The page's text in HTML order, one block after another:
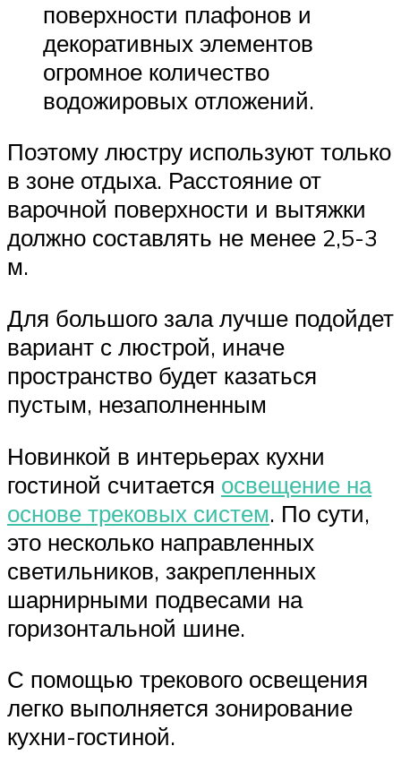
поверхности плафонов и
декоративных элементов
огромное количество
водожировых отложений.
Поэтому люстру используют только
в зоне отдыха. Расстояние от
варочной поверхности и вытяжки
должно составлять не менее 2,5-3
м.
Для большого зала лучше подойдет
вариант с люстрой, иначе
пространство будет казаться
пустым, незаполненным
Новинкой в интерьерах кухни
гостиной считается освещение на
основе трековых систем. По сути,
это несколько направленных
светильников, закрепленных
шарнирными подвесами на
горизонтальной шине.
С помощью трекового освещения
легко выполняется зонирование
кухни-гостиной.